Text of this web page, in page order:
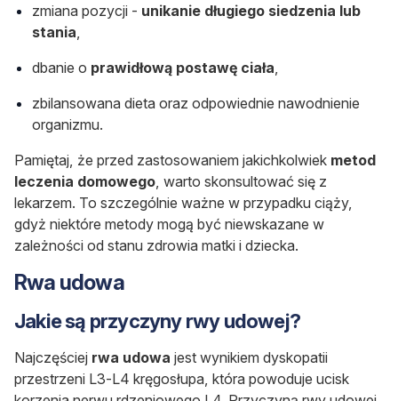
zmiana pozycji - unikanie długiego siedzenia lub
stania
dbanie o prawidłową postawę ciała
zbilansowana dieta oraz odpowiednie nawodnienie
organizmu.
Pamiętaj, że przed zastosowaniem jakichkolwiek metod
leczenia domowego , warto skonsultować się z
lekarzem. To szczególnie ważne w przypadku ciąży,
gdyż niektóre metody mogą być niewskazane w
zależności od stanu zdrowia matki i dziecka.
Rwa udowa
Jakie są przyczyny rwy udowej?
Najczęściej rwa udowa jest wynikiem dyskopatii
przestrzeni L3-L4 kręgosłupa, która powoduje ucisk